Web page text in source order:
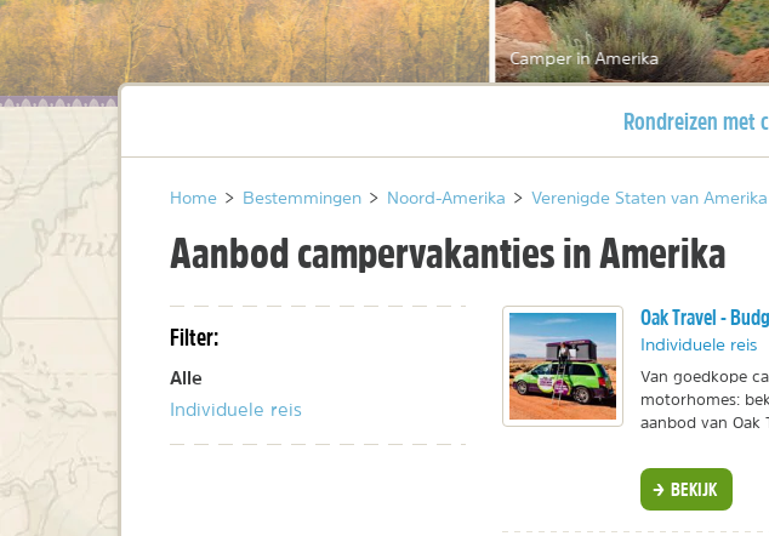
Camper in Amerika
Huidige pagina
Rondreizen met
Home > Bestemmingen > Noord-Amerika > Verenigde Staten van Amerika
Aanbod campervakanties in Amerika
Filter:
Alle
Individuele reis
Oak Travel -
Individuele reis
Van goedkope
motorhomes:
aanbod van Oak
BEKIJK